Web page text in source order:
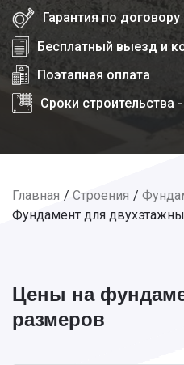
Гарантия по
Бесплатный выезд и
Поэтапная оплата
Сроки строительства
Главная Строения
Фундамент для
Цены на
размеров